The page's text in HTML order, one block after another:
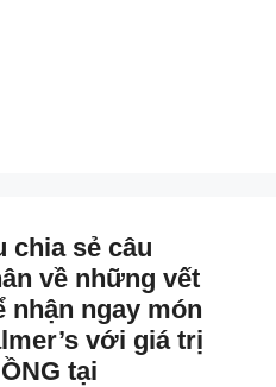
chia sẻ câu
về những vết
nhận ngay món
với giá trị
tại